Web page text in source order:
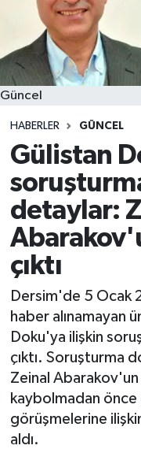
Güncel
HABERLER GÜNCEL
Gülistan
detaylar:
çıktı
Dersim'de 5 Ocak
haber alınamayan
Doku'ya ilişkin
çıktı. Soruşturma
Zeinal Abarakov'un
kaybolmadan
görüşmelerine
aldı.